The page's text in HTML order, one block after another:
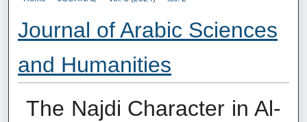
Journal of Arabic Sciences
and Humanities
The Najdi Character in Al-